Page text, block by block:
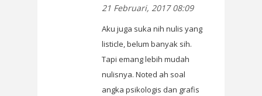
21 Februari, 2017 08:09
Aku juga suka nih nulis yang
listicle, belum banyak sih.
Tapi emang lebih mudah
nulisnya. Noted ah soal
angka psikologis dan grafis